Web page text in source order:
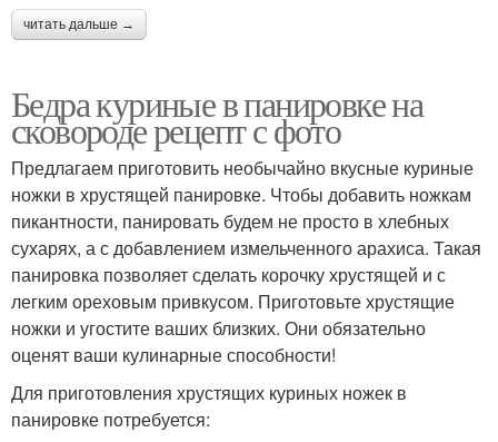
читать дальше →
Бедра куриные в панировке на
сковороде рецепт с фото
Предлагаем приготовить необычайно вкусные куриные
ножки в хрустящей панировке. Чтобы добавить ножкам
пикантности, панировать будем не просто в хлебных
сухарях, а с добавлением измельченного арахиса. Такая
панировка позволяет сделать корочку хрустящей и с
легким ореховым привкусом. Приготовьте хрустящие
ножки и угостите ваших близких. Они обязательно
оценят ваши кулинарные способности!
Для приготовления хрустящих куриных ножек в
панировке потребуется: